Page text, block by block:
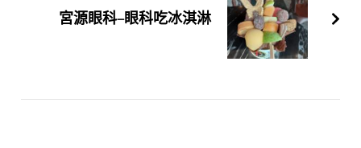
宮源眼科–眼科吃冰淇淋